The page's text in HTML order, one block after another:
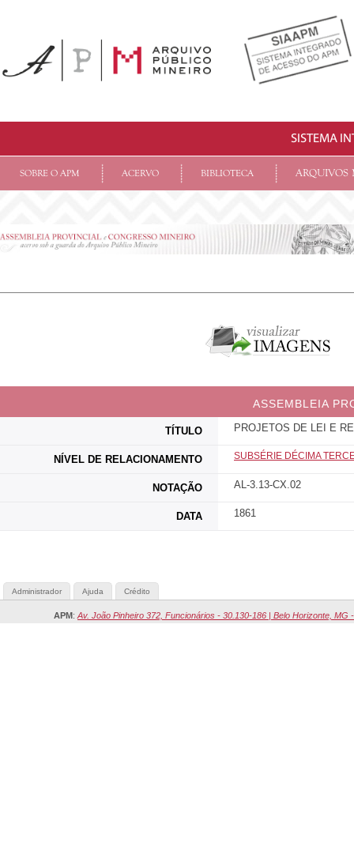
SISTEMA
SOBRE O APM ACERVO BIBLIOTECA ARQUIVOS
ASSEMBLEIA
TÍTULO PROJETOS DE LEI E
NÍVEL DE RELACIONAMENTO SUBSÉRIE DÉCIMA
NOTAÇÃO AL-3.13-CX.02
DATA 1861
Administrador Ajuda Crédito
APM: Av. João Pinheiro 372, Funcionários - 30.130-186 | Belo Horizonte, MG